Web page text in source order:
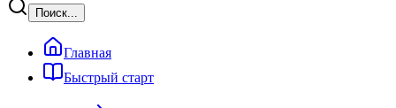
Поиск...
Главная
Быстрый старт